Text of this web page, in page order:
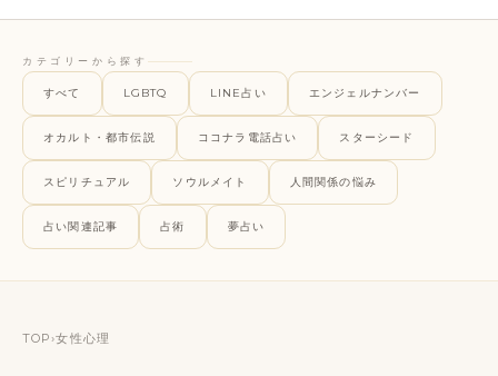
カテゴリーから探す
すべて LGBTQ LINE占い エンジェルナンバー
オカルト・都市伝説 ココナラ電話占い スターシード
スピリチュアル ソウルメイト 人間関係の悩み
占い関連記事 占術 夢占い
TOP›女性心理